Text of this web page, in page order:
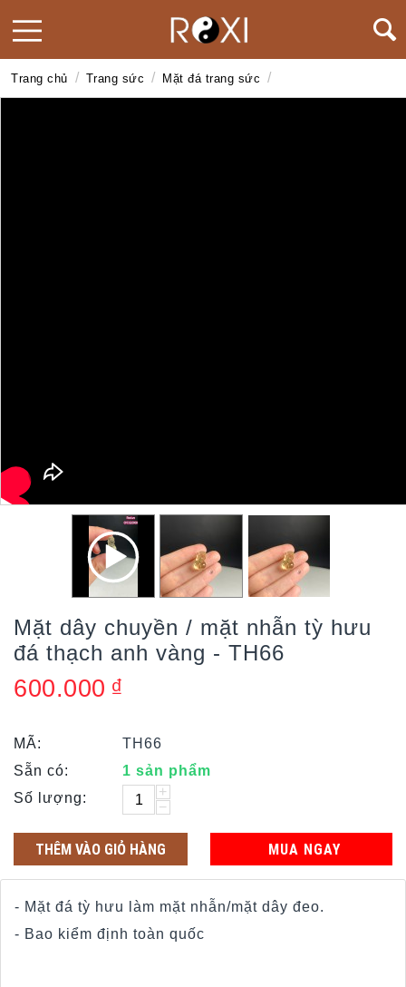
Trang chủ / Trang sức / Mặt đá trang sức /
Mặt dây chuyền / mặt nhẫn tỳ hưu
đá thạch anh vàng - TH66
600.000 ₫
MÃ:
TH66
Sẵn có:
1 sản phẩm
Số lượng:
+
−
THÊM VÀO GIỎ HÀNG MUA NGAY
- Mặt đá tỳ hưu làm mặt nhẫn/mặt dây đeo.
- Bao kiểm định toàn quốc